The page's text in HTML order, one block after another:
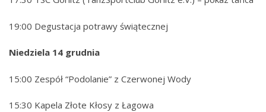
19:00 Degustacja potrawy świątecznej
Niedziela 14 grudnia
15:00 Zespół “Podolanie” z Czerwonej Wody
15:30 Kapela Złote Kłosy z Łagowa